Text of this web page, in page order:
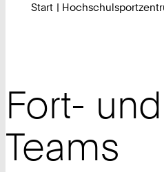
Start
Fort-
Teams